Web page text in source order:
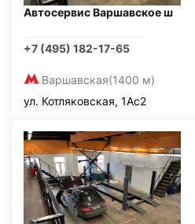
Автосервис Варшавское ш
+7 (495) 182-17-65
Варшавская(1400 м)
ул. Котляковская, 1Ас2